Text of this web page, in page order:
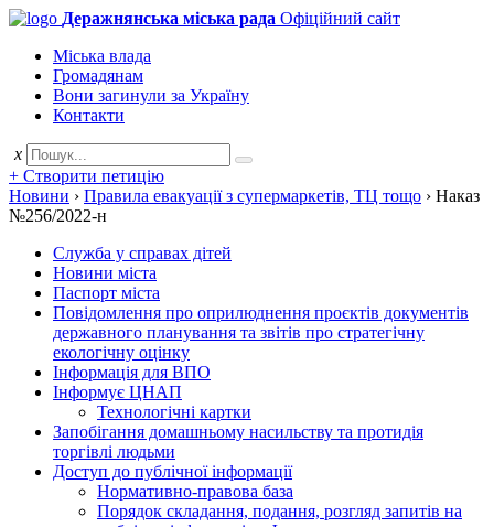
Деражнянська міська рада Офіційний сайт
Міська влада
Громадянам
Вони загинули за Україну
Контакти
x
+ Створити петицію
Новини › Правила евакуації з супермаркетів, ТЦ тощо › Наказ
№256/2022-н
Служба у справах дітей
Новини міста
Паспорт міста
Повідомлення про оприлюднення проєктів документів
державного планування та звітів про стратегічну
екологічну оцінку
Інформація для ВПО
Інформує ЦНАП
Технологічні картки
Запобігання домашньому насильству та протидія
торгівлі людьми
Доступ до публічної інформації
Нормативно-правова база
Порядок складання, подання, розгляд запитів на